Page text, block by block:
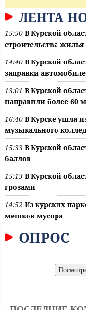
ЛЕНТА
15:50 В Курской
строительства жилья
14:40 В Курской
заправки
13:01 В Курской
направили более 60
16:40 В Курске ушла
музыкального
15:33 В Курской
баллов
15:13 В Курской
грозами
14:52 Из курских
мешков мусора
ОПРОС